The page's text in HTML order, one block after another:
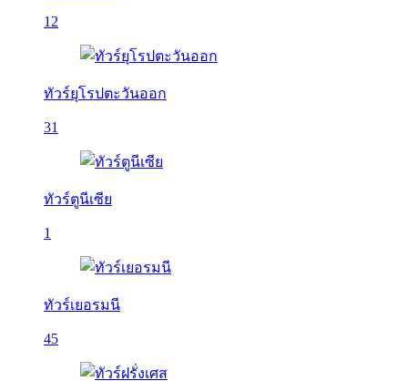
12
ทัวร์ยุโรปตะวันออก
31
ทัวร์ตูนีเซีย
1
ทัวร์เยอรมนี
45